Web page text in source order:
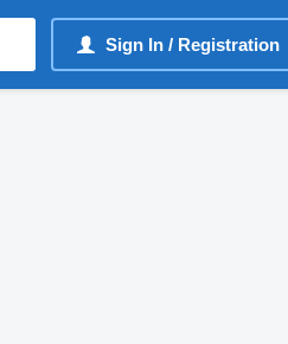
Sign In / Registration